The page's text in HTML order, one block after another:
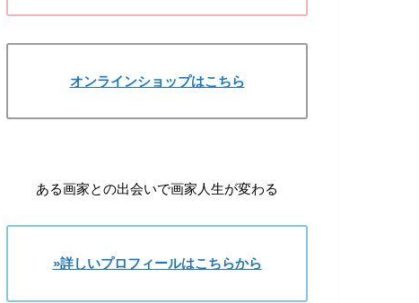
オンラインショップはこちら
ある画家との出会いで画家人生が変わる
»詳しいプロフィールはこちらから